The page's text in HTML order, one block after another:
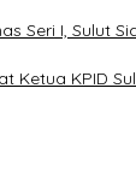
Seri I, Sulut
Ketua KPID